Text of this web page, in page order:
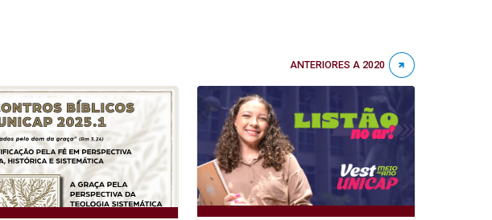
ANTERIORES A 2020